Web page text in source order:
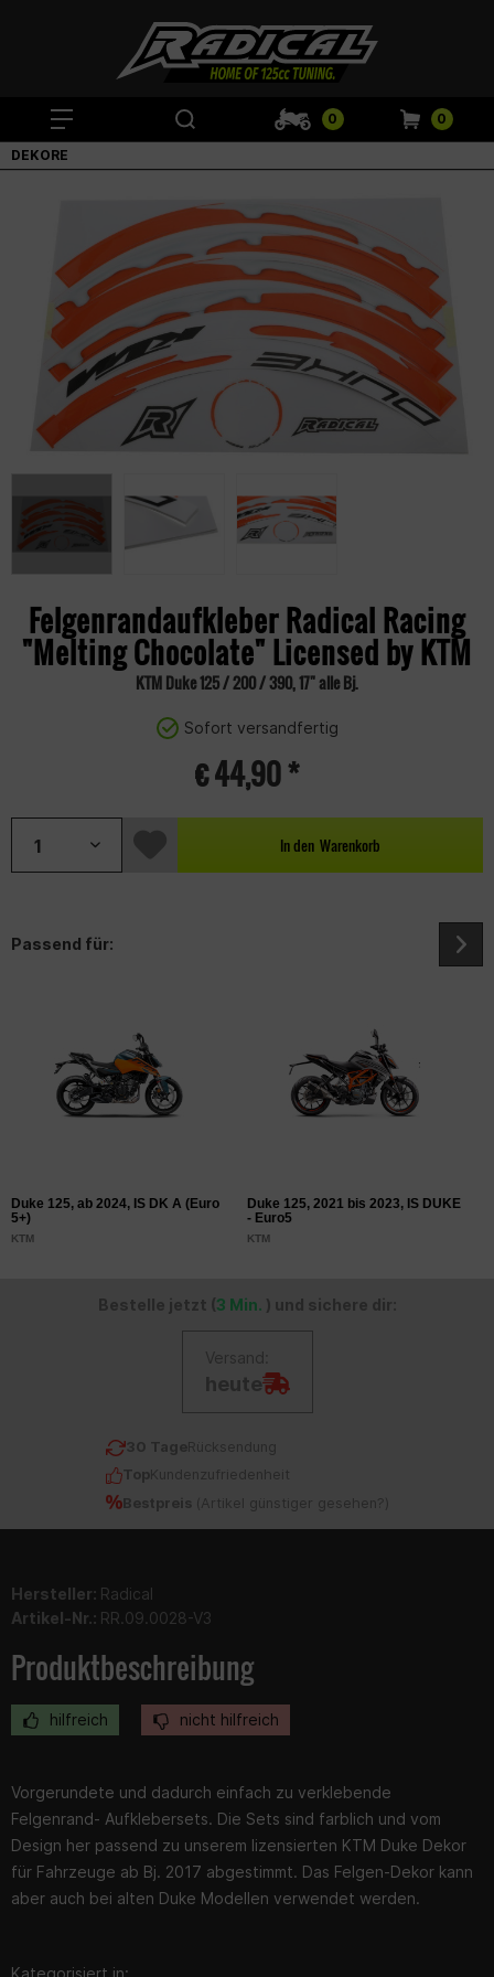
0 0
DEKORE
Felgenrandaufkleber Radical Racing
"Melting Chocolate" Licensed by KTM
KTM Duke 125 / 200 / 390, 17" alle Bj.
Sofort versandfertig
€ 44,90 *
In den Warenkorb
Passend für:
Duke 125, ab 2024, IS DK A (Euro
5+)
KTM
Duke 125, 2021 bis 2023, IS DUKE
- Euro5
KTM
Bestelle jetzt ( 3 Min. ) und sichere dir:
Versand:
heute
30 TageRücksendung
TopKundenzufriedenheit
Bestpreis ( Artikel günstiger gesehen? )
Hersteller: Radical
Artikel-Nr.: RR.09.0028-V3
Produktbeschreibung
hilfreich nicht hilfreich
Vorgerundete und dadurch einfach zu verklebende
Felgenrand- Aufklebersets. Die Sets sind farblich und vom
Design her passend zu unserem lizensierten KTM Duke Dekor
für Fahrzeuge ab Bj. 2017 abgestimmt. Das Felgen-Dekor kann
aber auch bei alten Duke Modellen verwendet werden.
Kategorisiert in: